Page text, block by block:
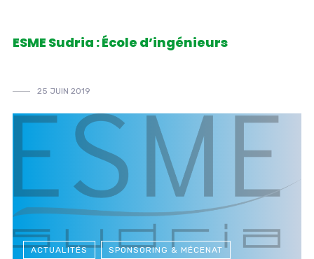
ESME Sudria : École d’ingénieurs
25 JUIN 2019
ACTUALITÉS SPONSORING & MÉCENAT